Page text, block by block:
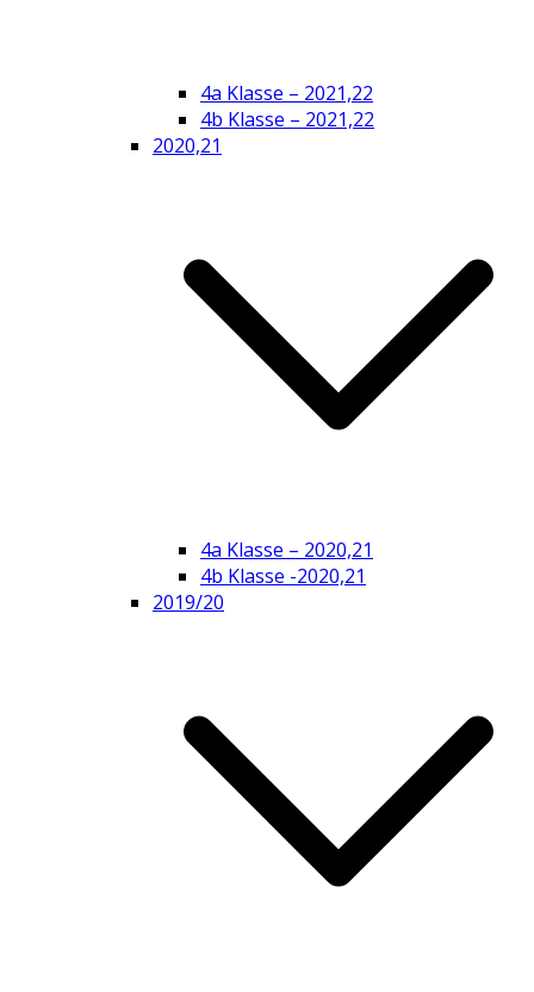
4a Klasse – 2021,22
4b Klasse – 2021,22
2020,21
4a Klasse – 2020,21
4b Klasse -2020,21
2019/20